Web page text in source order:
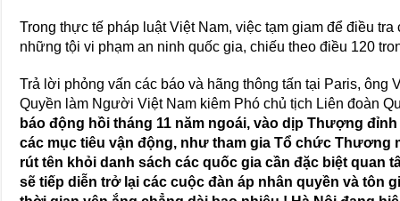
Trong thực tế pháp luật Việt Nam, việc tạm giam để điều
những tội vi phạm an ninh quốc gia, chiếu theo điều 120
Trả lời phỏng vấn các báo và hãng thông tấn tại Paris, ông
Quyền làm Người Việt Nam kiêm Phó chủ tịch Liên đoàn
báo động hồi tháng 11 năm ngoái, vào dịp Thượng
các mục tiêu vận động, như tham gia Tổ chức Thương
rút tên khỏi danh sách các quốc gia cần đặc biệt quan
sẽ tiếp diễn trở lại các cuộc đàn áp nhân quyền và tôn